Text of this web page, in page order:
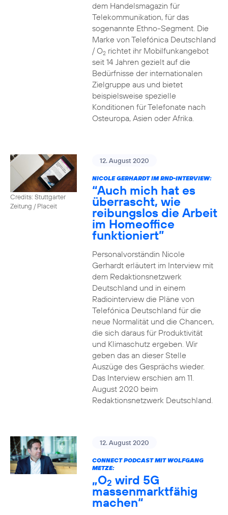
dem Handelsmagazin für
Telekommunikation, für das
sogenannte Ethno-Segment. Die
Marke von Telefónica Deutschland
/ O2richtet ihr Mobilfunkangebot
seit 14 Jahren gezielt auf die
Bedürfnisse der internationalen
Zielgruppe aus und bietet
beispielsweise spezielle
Konditionen für Telefonate nach
Osteuropa, Asien oder Afrika.
Credits: Stuttgarter
Zeitung / Placeit
12. August 2020
NICOLE GERHARDT IM RND-INTERVIEW:
“Auch mich hat es
überrascht, wie
reibungslos die Arbeit
im Homeoffice
funktioniert”
Personalvorständin Nicole
Gerhardt erläutert im Interview mit
dem Redaktionsnetzwerk
Deutschland und in einem
Radiointerview die Pläne von
Telefónica Deutschland für die
neue Normalität und die Chancen,
die sich daraus für Produktivität
und Klimaschutz ergeben. Wir
geben das an dieser Stelle
Auszüge des Gesprächs wieder.
Das Interview erschien am 11.
August 2020 beim
Redaktionsnetzwerk Deutschland.
12. August 2020
CONNECT PODCAST MIT WOLFGANG
METZE:
„O2 wird 5G
massenmarktfähig
machen“